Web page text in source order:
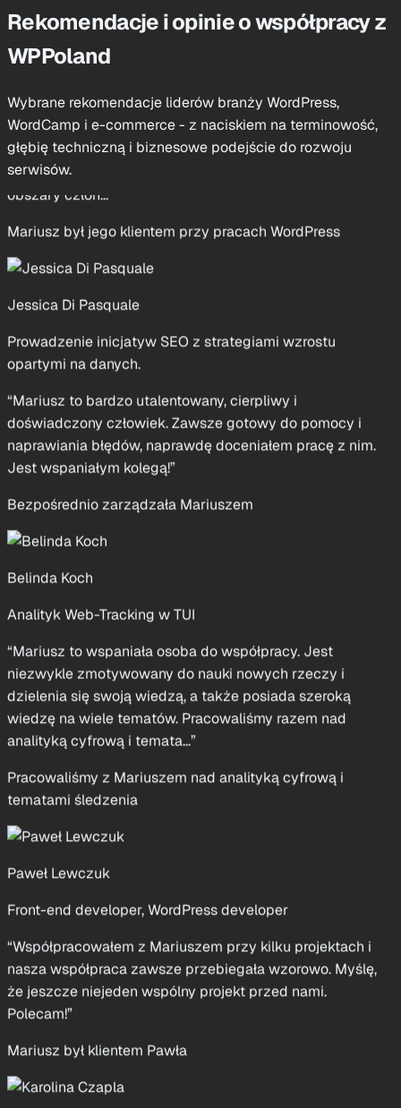
Rekomendacje i opinie o współpracy z
WPPoland
Wybrane rekomendacje liderów branży WordPress,
WordCamp i e-commerce - z naciskiem na terminowość,
głębię techniczną i biznesowe podejście do rozwoju
serwisów.
“Miałem przyjemność współpracować z Mariuszem przez
prawie trzy lata. W tym czasie jego umiejętności w
wielu projektach, od budowy stron internetowych po
obszary człon...”
Mariusz był jego klientem przy pracach WordPress
Jessica Di Pasquale
Prowadzenie inicjatyw SEO z strategiami wzrostu
opartymi na danych.
“Mariusz to bardzo utalentowany, cierpliwy i
doświadczony człowiek. Zawsze gotowy do pomocy i
Jest wspaniałym kolegą!”
Bezpośrednio zarządzała Mariuszem
Belinda Koch
Analityk Web-Tracking w TUI
“Mariusz to wspaniała osoba do współpracy. Jest
niezwykle zmotywowany do nauki nowych rzeczy i
dzielenia się swoją wiedzą, a także posiada szeroką
wiedzę na wiele tematów. Pracowaliśmy razem nad
analityką cyfrową i temata...”
Pracowaliśmy z Mariuszem nad analityką cyfrową i
tematami śledzenia
Paweł Lewczuk
Front-end developer, WordPress developer
“Współpracowałem z Mariuszem przy kilku projektach i
nasza współpraca zawsze przebiegała wzorowo. Myślę,
Polecam!”
Mariusz był klientem Pawła
Karolina Czapla
Strateg Marketingowy, Performance & Digital Strategy